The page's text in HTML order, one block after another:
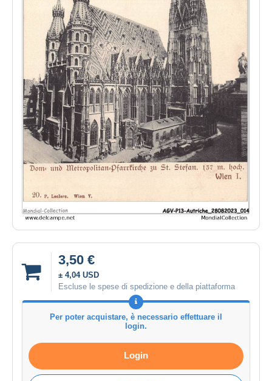
3,50 €
± 4,04 USD
Escluse le spese di spedizione e della piattaforma
Per poter acquistare, è necessario effettuare il
login.
Login